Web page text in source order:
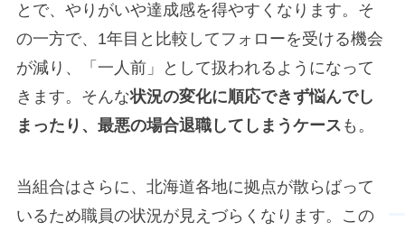
とで、やりがいや達成感を得やすくなります。そ
の一方で、1年目と比較してフォローを受ける機会
が減り、「一人前」として扱われるようになって
きます。そんな状況の変化に順応できず悩んでし
まったり、最悪の場合退職してしまうケース も。
当組合はさらに、北海道各地に拠点が散らばって
いるため職員の状況が見えづらくなります。この